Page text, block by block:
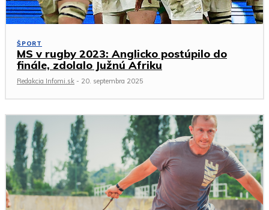
ŠPORT
MS v rugby 2023: Anglicko postúpilo do
finále, zdolalo Južnú Afriku
Redakcia Infomi.sk - 20. septembra 2025